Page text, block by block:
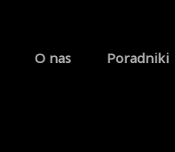
O nas Poradniki